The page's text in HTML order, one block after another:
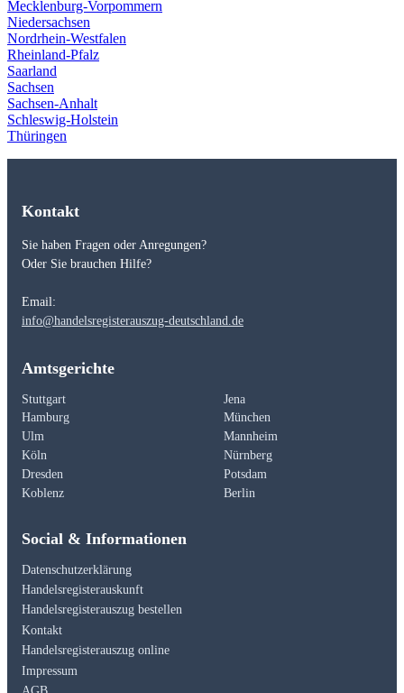
Mecklenburg-Vorpommern
Niedersachsen
Nordrhein-Westfalen
Rheinland-Pfalz
Saarland
Sachsen
Sachsen-Anhalt
Schleswig-Holstein
Thüringen
Kontakt
Sie haben Fragen oder Anregungen?
Oder Sie brauchen Hilfe?
Email:
info@handelsregisterauszug-deutschland.de
Amtsgerichte
Stuttgart
Jena
Hamburg
München
Ulm
Mannheim
Köln
Nürnberg
Dresden
Potsdam
Koblenz
Berlin
Social & Informationen
Datenschutzerklärung
Handelsregisterauskunft
Handelsregisterauszug bestellen
Kontakt
Handelsregisterauszug online
Impressum